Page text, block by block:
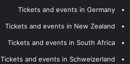
Tickets and events in Germany
Tickets and events in New Zealand
Tickets and events in South Africa
Tickets and events in Schweizerland